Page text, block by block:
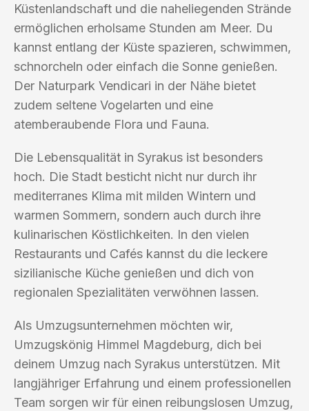
Küstenlandschaft und die naheliegenden Strände
ermöglichen erholsame Stunden am Meer. Du
kannst entlang der Küste spazieren, schwimmen,
schnorcheln oder einfach die Sonne genießen.
Der Naturpark Vendicari in der Nähe bietet
zudem seltene Vogelarten und eine
atemberaubende Flora und Fauna.
Die Lebensqualität in Syrakus ist besonders
hoch. Die Stadt besticht nicht nur durch ihr
mediterranes Klima mit milden Wintern und
warmen Sommern, sondern auch durch ihre
kulinarischen Köstlichkeiten. In den vielen
Restaurants und Cafés kannst du die leckere
sizilianische Küche genießen und dich von
regionalen Spezialitäten verwöhnen lassen.
Als Umzugsunternehmen möchten wir,
Umzugskönig Himmel Magdeburg, dich bei
deinem Umzug nach Syrakus unterstützen. Mit
langjähriger Erfahrung und einem professionellen
Team sorgen wir für einen reibungslosen Umzug,